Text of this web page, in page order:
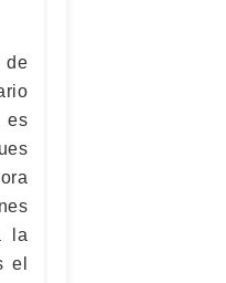
de
es
la
el